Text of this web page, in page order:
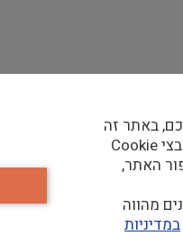
באתר זה
נעשה שימוש בקבצי Cookie וכן בקבצי Cookie
האתר,
מהווה
במדיניות